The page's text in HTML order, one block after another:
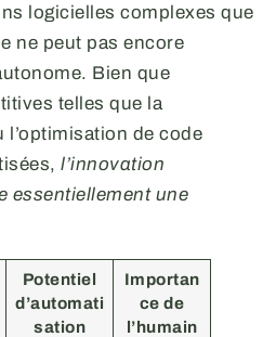
logicielles complexes que
ne peut pas encore
Bien que
telles que la
de code
l’innovation
essentiellement une
Potentiel
d’automati
sation
Importan
ce de
l’humain